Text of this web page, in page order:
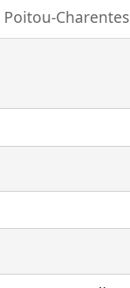
Poitou-Charentes